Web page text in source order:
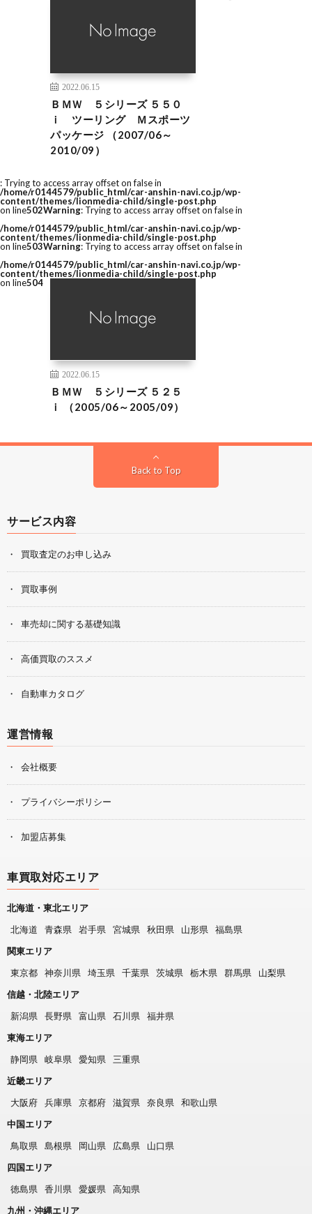
2022.06.15
ＢＭＷ ５シリーズ ５５０
ｉ ツーリング Ｍスポーツ
パッケージ （2007/06～
2010/09）
: Trying to access array offset on false in
/home/r0144579/public_html/car-anshin-navi.co.jp/wp-
content/themes/lionmedia-child/single-post.php
on line502Warning: Trying to access array offset on false in
/home/r0144579/public_html/car-anshin-navi.co.jp/wp-
content/themes/lionmedia-child/single-post.php
on line503Warning: Trying to access array offset on false in
/home/r0144579/public_html/car-anshin-navi.co.jp/wp-
content/themes/lionmedia-child/single-post.php
on line504
2022.06.15
ＢＭＷ ５シリーズ ５２５
ｉ （2005/06～2005/09）
Back to Top
サービス内容
買取査定のお申し込み
買取事例
車売却に関する基礎知識
高価買取のススメ
自動車カタログ
運営情報
会社概要
プライバシーポリシー
加盟店募集
車買取対応エリア
北海道・東北エリア
北海道
青森県 岩手県 宮城県 秋田県 山形県
福島県
関東エリア
東京都
神奈川県 埼玉県 千葉県 茨城県 栃木県 群馬県
山梨県
信越・北陸エリア
新潟県
長野県 富山県 石川県
福井県
東海エリア
静岡県
岐阜県 愛知県
三重県
近畿エリア
大阪府
兵庫県 京都府 滋賀県 奈良県
和歌山県
中国エリア
鳥取県
島根県 岡山県 広島県
山口県
四国エリア
徳島県
香川県 愛媛県
高知県
九州・沖縄エリア